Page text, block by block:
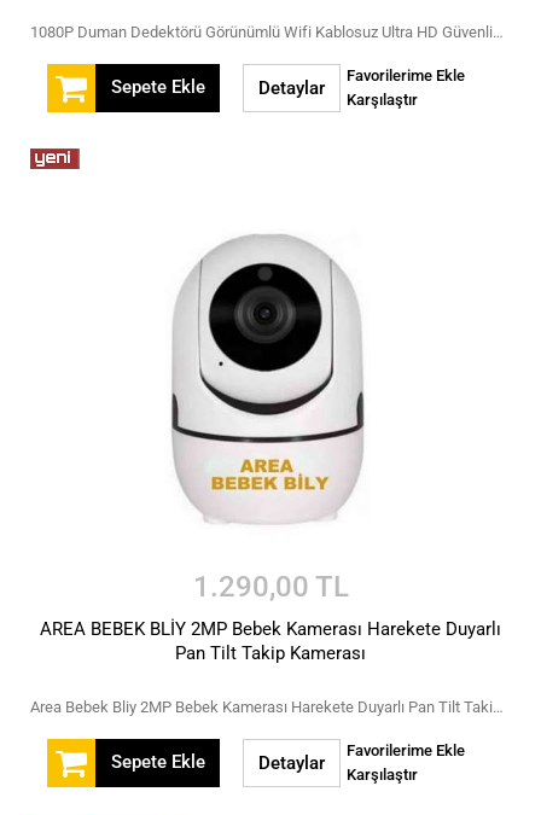
1080P Duman Dedektörü Görünümlü Wifi Kablosuz Ultra HD Güvenlik Kamerası
Sepete Ekle Detaylar
Favorilerime Ekle
Karşılaştır
1.290,00 TL
AREA BEBEK BLİY 2MP Bebek Kamerası Harekete Duyarlı
Pan Tilt Takip Kamerası
Area Bebek Bliy 2MP Bebek Kamerası Harekete Duyarlı Pan Tilt Takip Kamerası
Sepete Ekle Detaylar
Favorilerime Ekle
Karşılaştır